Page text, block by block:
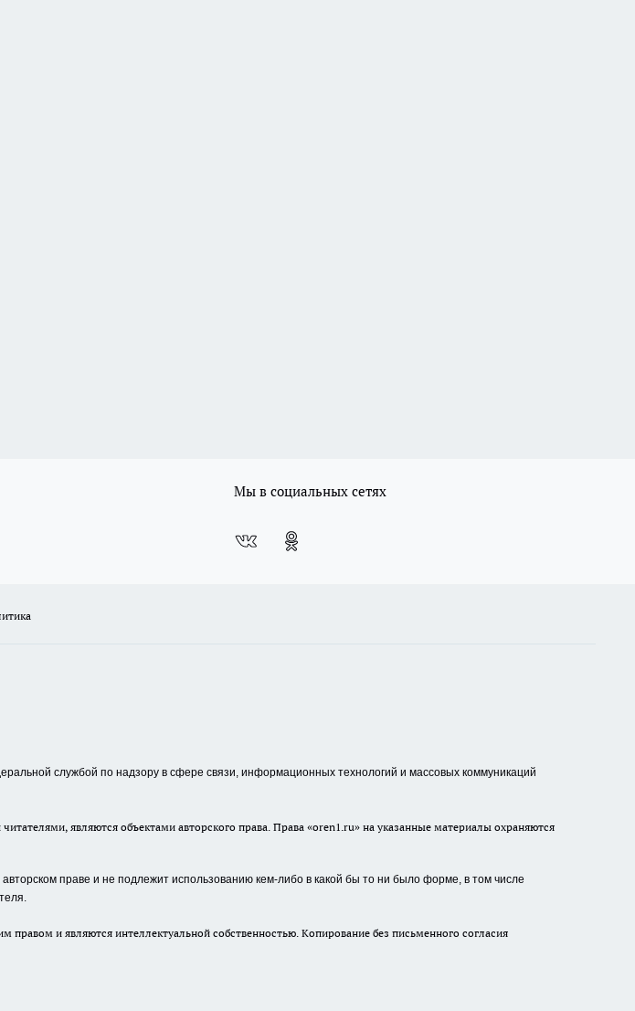
Мы в социальных сетях
службой по надзору в сфере связи, информационных технологий и массовых коммуникаций
являются объектами авторского права. Права «oren1.ru» на указанные материалы охраняются
праве и не подлежит использованию кем-либо в какой бы то ни было форме, в том числе
и являются интеллектуальной собственностью. Копирование без письменного согласия